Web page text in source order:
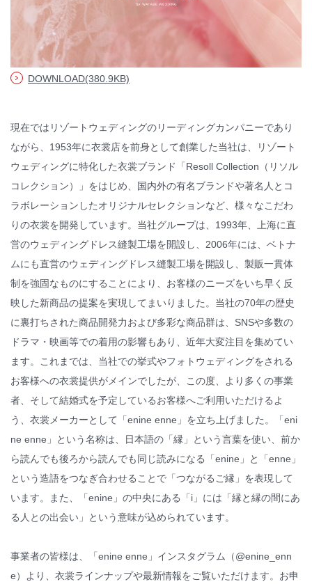
© WATABE WEDDING.
DOWNLOAD(380.9KB)
現在ではリゾートウェディングのリーディングカンパニーであり
ながら、1953年に衣裳店を前身として創業した当社は、リゾート
ウェディングに特化した衣裳ブランド「Resoll Collection（リソル
コレクション）」をはじめ、国内外の有名ブランドや著名人とコ
ラボレーションしたオリジナルセレクションなど、様々なこだわ
りの衣裳を開発しています。当社グループは、1993年、上海に直
営のウェディングドレス縫製工場を開設し、2006年には、ベトナ
ムにも直営のウェディングドレス縫製工場を開設し、製販一貫体
制を強固なものにすることにより、お客様のニーズをいち早く反
映した新商品の提案を実現してまいりました。当社の70年の歴史
に裏打ちされた商品開発力および多彩な商品群は、SNSや多数の
ドラマ・映画等での着用の影響もあり、近年大変注目を集めてい
ます。これまでは、当社での挙式やフォトウェディングをされる
お客様への衣裳提供がメインでしたが、この度、より多くの事業
者、そして結婚式を予定しているお客様へご利用いただけるよ
う、衣裳メーカーとして「enine enne」を立ち上げました。「eni
ne enne」という名称は、日本語の「縁」という言葉を使い、前か
ら読んでも後ろから読んでも同じ読みになる「enine」と「enne」
という造語をつなぎ合わせることで「つながるご縁」を表現して
います。また、「enine」の中央にある「i」には「縁と縁の間にあ
る人との出会い」という意味が込められています。
事業者の皆様は、「enine enne」インスタグラム（@enine_enn
e）より、衣裳ラインナップや最新情報をご覧いただけます。お申